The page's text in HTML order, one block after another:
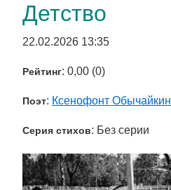
Детство
22.02.2026 13:35
Рейтинг: 0,00 (0)
Поэт: Ксенофонт Обычайкин
Серия стихов: Без серии